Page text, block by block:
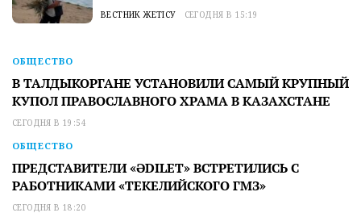
ВЕСТНИК ЖЕТІСУ СЕГОДНЯ В 15:19
ОБЩЕСТВО
В ТАЛДЫКОРГАНЕ УСТАНОВИЛИ САМЫЙ КРУПНЫЙ
КУПОЛ ПРАВОСЛАВНОГО ХРАМА В КАЗАХСТАНЕ
СЕГОДНЯ В 19:54
ОБЩЕСТВО
ПРЕДСТАВИТЕЛИ «ӘDILET» ВСТРЕТИЛИСЬ С
РАБОТНИКАМИ «ТЕКЕЛИЙСКОГО ГМЗ»
СЕГОДНЯ В 18:20